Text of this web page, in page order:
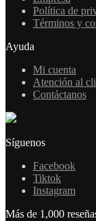
Política de
Términos y
Ayuda
Mi cuenta
Atención al
Contáctanos
Síguenos
Facebook
Tiktok
Instagram
Más de 1,000